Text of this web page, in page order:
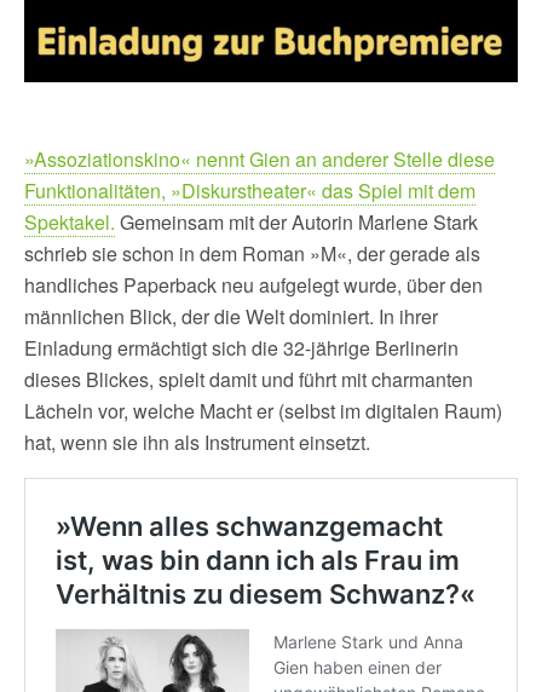
»Assoziationskino« nennt Gien an anderer Stelle diese
Funktionalitäten, »Diskurstheater« das Spiel mit dem
Spektakel. Gemeinsam mit der Autorin Marlene Stark
schrieb sie schon in dem Roman »M«, der gerade als
handliches Paperback neu aufgelegt wurde, über den
männlichen Blick, der die Welt dominiert. In ihrer
Einladung ermächtigt sich die 32-jährige Berlinerin
dieses Blickes, spielt damit und führt mit charmanten
Lächeln vor, welche Macht er (selbst im digitalen Raum)
hat, wenn sie ihn als Instrument einsetzt.